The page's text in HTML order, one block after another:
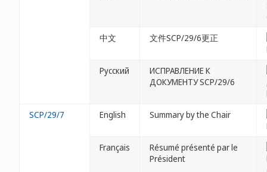
中文 文件SCP/29/6更正
Русский
ИСПРАВЛЕНИЕ К
ДОКУМЕНТУ SCP/29/6
SCP/29/7 English Summary by the Chair
Français
Résumé présenté par le
Président